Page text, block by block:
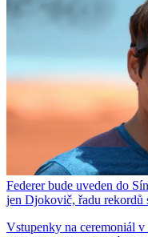
Federer bude uveden do
jen Djokovič, řadu rekordů
Vstupenky na ceremoniál